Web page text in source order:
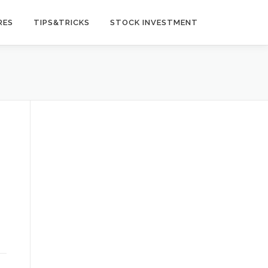
TIPS&TRICKS STOCK INVESTMENT